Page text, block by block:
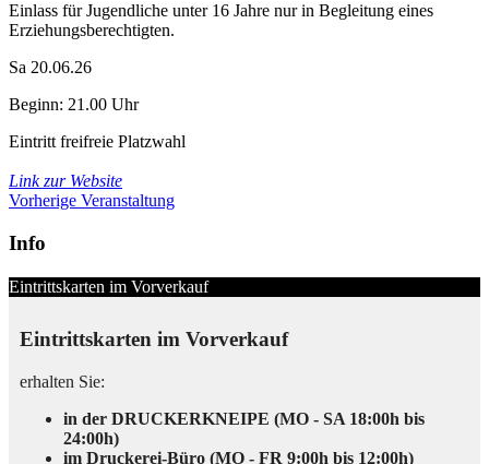
Einlass für Jugendliche unter 16 Jahre nur in Begleitung eines
Erziehungsberechtigten.
Sa 20.06.26
Beginn: 21.00 Uhr
Eintritt freifreie Platzwahl
Link zur Website
Vorherige Veranstaltung
Info
Eintrittskarten im Vorverkauf
Eintrittskarten im Vorverkauf
erhalten Sie:
in der DRUCKERKNEIPE (MO - SA 18:00h bis
24:00h)
im Druckerei-Büro (MO - FR 9:00h bis 12:00h)